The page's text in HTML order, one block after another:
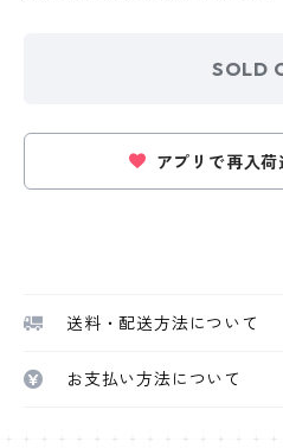
SOLD
アプリで再入
送料・配送方法について
お支払い方法について